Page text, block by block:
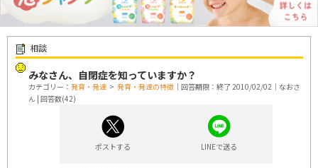
相談
みなさん、自閉症を知っていますか？
カテゴリー： 発育・発達 > 発育・発達の特徴 ｜回答期限：終了 2010/02/02｜なおさ
ん | 回答数(42)
ポストする LINEで送る